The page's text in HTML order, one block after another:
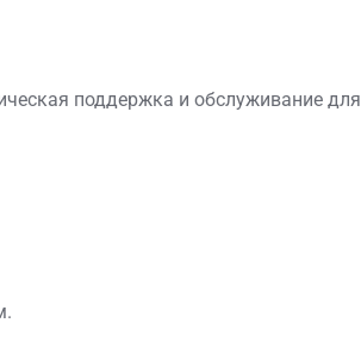
поддержка и обслуживание для